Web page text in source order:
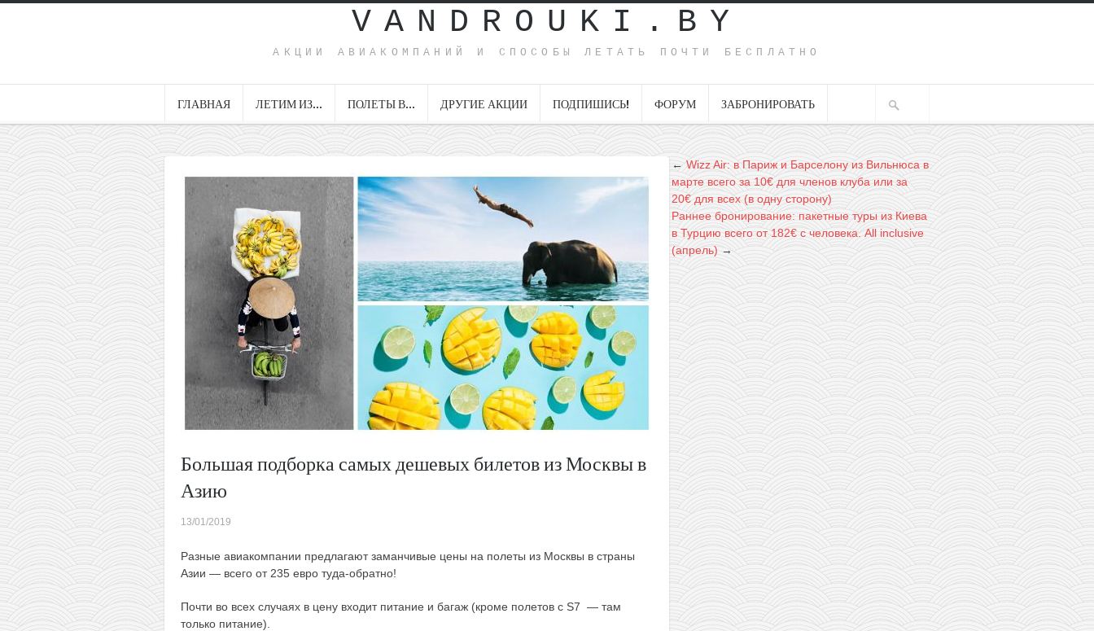
VANDROUKI.BY
АКЦИИ АВИАКОМПАНИЙ И СПОСОБЫ ЛЕТАТЬ ПОЧТИ БЕСПЛАТНО
ГЛАВНАЯ ЛЕТИМ ИЗ… ПОЛЕТЫ В… ДРУГИЕ АКЦИИ ПОДПИШИСЬ! ФОРУМ ЗАБРОНИРОВАТЬ
Большая подборка самых дешевых билетов из Москвы в
Азию
13/01/2019
Разные авиакомпании предлагают заманчивые цены на полеты из Москвы в страны
Азии — всего от 235 евро туда-обратно!
Почти во всех случаях в цену входит питание и багаж (кроме полетов с S7 — там
только питание).
←Wizz Air: в Париж и Барселону из Вильнюса в
марте всего за 10€ для членов клуба или за
20€ для всех (в одну сторону)
Раннее бронирование: пакетные туры из Киева
в Турцию всего от 182€ с человека. All inclusive
(апрель) →